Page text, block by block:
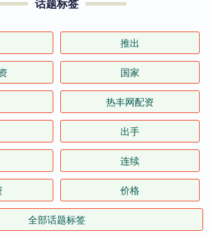
话题标签
推出
国家
热丰网配资
出手
连续
价格
全部话题标签